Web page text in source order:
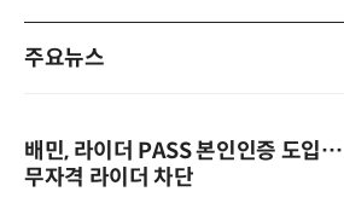
주요뉴스
배민, 라이더 PASS 본인인증 도입…
무자격 라이더 차단